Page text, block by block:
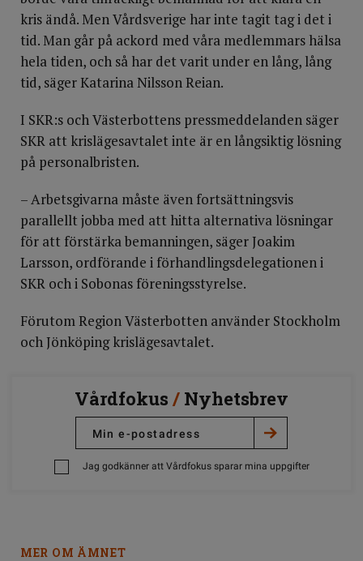
kris ändå. Men Vårdsverige har inte tagit tag i det i
tid. Man går på ackord med våra medlemmars hälsa
hela tiden, och så har det varit under en lång, lång
tid, säger Katarina Nilsson Reian.
I SKR:s och Västerbottens pressmeddelanden säger
SKR att krislägesavtalet inte är en långsiktig lösning
på personalbristen.
– Arbetsgivarna måste även fortsättningsvis
parallellt jobba med att hitta alternativa lösningar
för att förstärka bemanningen, säger Joakim
Larsson, ordförande i förhandlingsdelegationen i
SKR och i Sobonas föreningsstyrelse.
Förutom Region Västerbotten använder Stockholm
och Jönköping krislägesavtalet.
Vårdfokus / Nyhetsbrev
Jag godkänner att Vårdfokus sparar mina uppgifter
MER OM ÄMNET